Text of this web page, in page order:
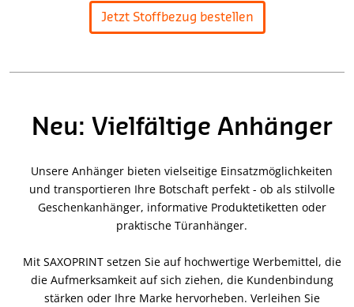
Jetzt Stoffbezug bestellen
Neu: Vielfältige Anhänger
Unsere Anhänger bieten vielseitige Einsatzmöglichkeiten
und transportieren Ihre Botschaft perfekt - ob als stilvolle
Geschenkanhänger, informative Produktetiketten oder
praktische Türanhänger.
Mit SAXOPRINT setzen Sie auf hochwertige Werbemittel, die
die Aufmerksamkeit auf sich ziehen, die Kundenbindung
stärken oder Ihre Marke hervorheben. Verleihen Sie